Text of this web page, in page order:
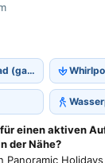
Außenschwimmbad (ganzjährig)
einen aktiven
der Nähe?
Panoramic